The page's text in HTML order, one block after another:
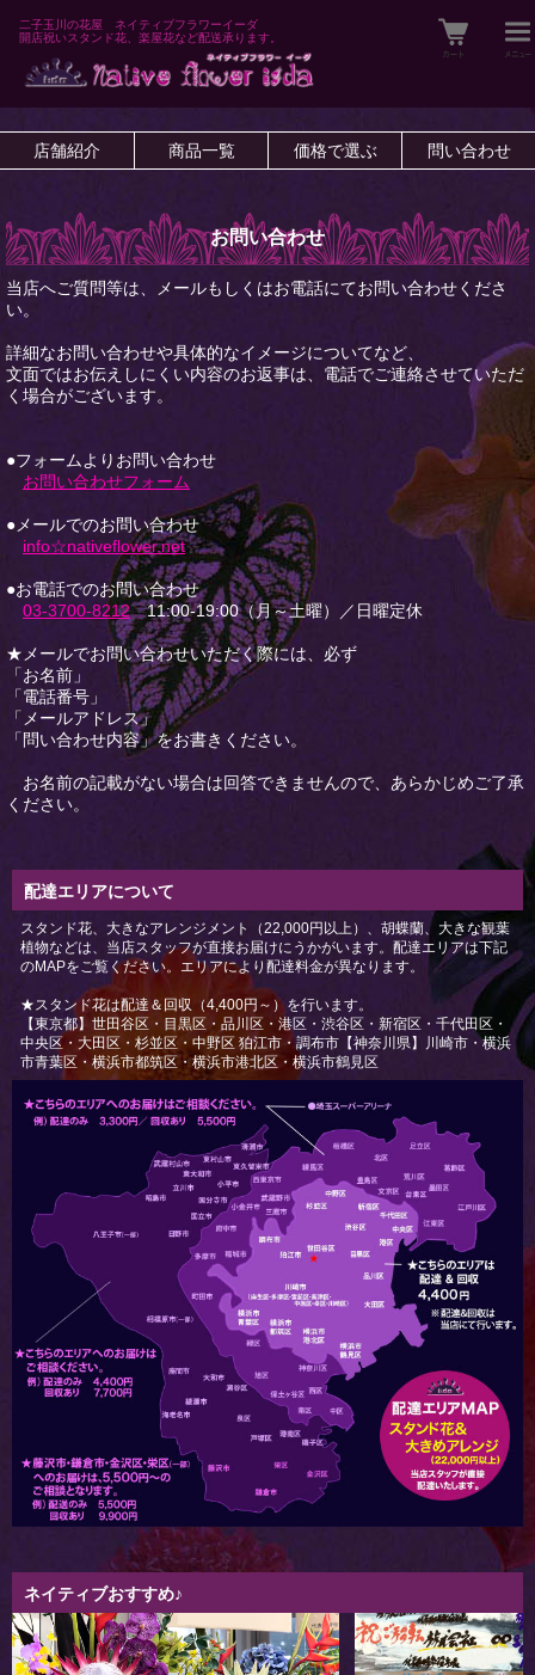
二子玉川の花屋 ネイティブフラワーイーダ
開店祝いスタンド花、楽屋花など配送承ります。
店舗紹介 商品一覧 価格で選ぶ 問い合わせ
お問い合わせ
当店へご質問等は、メールもしくはお電話にてお問い合わせくださ
い。
詳細なお問い合わせや具体的なイメージについてなど、
文面ではお伝えしにくい内容のお返事は、電話でご連絡させていただ
く場合がございます。
●フォームよりお問い合わせ
お問い合わせフォーム
●メールでのお問い合わせ
info☆nativeflower.net
●お電話でのお問い合わせ
03-3700-821211:00-19:00（月～土曜）／日曜定休
★メールでお問い合わせいただく際には、必ず
「お名前」
「電話番号」
「メールアドレス」
「問い合わせ内容」をお書きください。
お名前の記載がない場合は回答できませんので、あらかじめご了承
ください。
配達エリアについて
スタンド花、大きなアレンジメント（22,000円以上）、胡蝶蘭、大きな観葉
植物などは、当店スタッフが直接お届けにうかがいます。配達エリアは下記
のMAPをご覧ください。エリアにより配達料金が異なります。
★スタンド花は配達＆回収（4,400円～）を行います。
【東京都】世田谷区・目黒区・品川区・港区・渋谷区・新宿区・千代田区・
中央区・大田区・杉並区・中野区 狛江市・調布市【神奈川県】川崎市・横浜
市青葉区・横浜市都筑区・横浜市港北区・横浜市鶴見区
ネイティブおすすめ♪